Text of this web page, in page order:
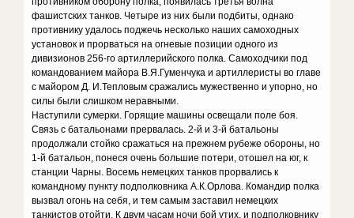
фашистских танков. Четыре из них были подбиты, однако
противнику удалось поджечь несколько наших самоходных
установок и прорваться на огневые позиции одного из
дивизионов 256-го артиллерийского полка. Самоходчики под
командованием майора В.Я.Гуменчука и артиллеристы во главе
с майором Д. И.Тепловым сражались мужественно и упорно, но
силы были слишком неравными.
Наступили сумерки. Горящие машины освещали поле боя.
Связь с батальонами прервалась. 2-й и 3-й батальоны
продолжали стойко сражаться на прежнем рубеже обороны, но
1-й батальон, понеся очень большие потери, отошел на юг, к
станции Чарны. Восемь немецких танков прорвались к
командному пункту подполковника А.К.Орлова. Командир полка
вызвал огонь на себя, и тем самым заставил немецких
танкистов отойти. К двум часам ночи бой утих, и подполковнику